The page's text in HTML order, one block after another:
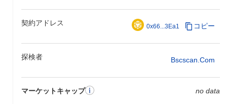
契約アドレス 0x66...3Ea1 コピー
探検者 Bscscan.com
マーケットキャップ no data